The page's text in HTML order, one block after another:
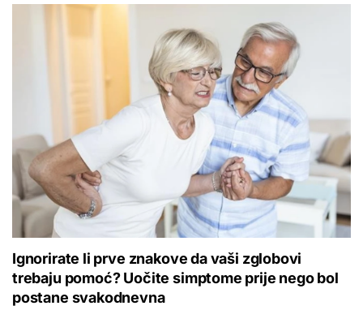
Ignorirate li prve znakove da vaši zglobovi
trebaju pomoć? Uočite simptome prije nego bol
postane svakodnevna